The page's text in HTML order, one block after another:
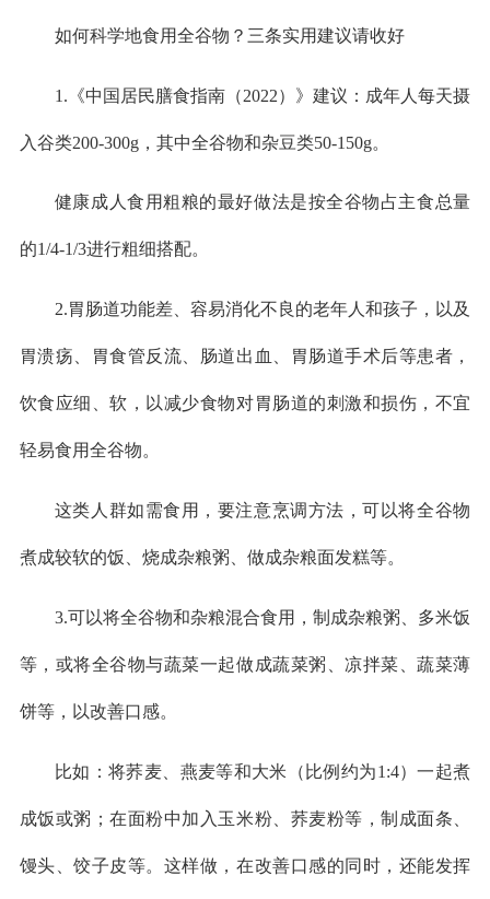
如何科学地食用全谷物？三条实用建议请收好
1.《中国居民膳食指南（2022）》建议：成年人每天摄
入谷类200-300g，其中全谷物和杂豆类50-150g。
健康成人食用粗粮的最好做法是按全谷物占主食总量
的1/4-1/3进行粗细搭配。
2.胃肠道功能差、容易消化不良的老年人和孩子，以及
胃溃疡、胃食管反流、肠道出血、胃肠道手术后等患者，
饮食应细、软，以减少食物对胃肠道的刺激和损伤，不宜
轻易食用全谷物。
这类人群如需食用，要注意烹调方法，可以将全谷物
煮成较软的饭、烧成杂粮粥、做成杂粮面发糕等。
3.可以将全谷物和杂粮混合食用，制成杂粮粥、多米饭
等，或将全谷物与蔬菜一起做成蔬菜粥、凉拌菜、蔬菜薄
饼等，以改善口感。
比如：将荞麦、燕麦等和大米（比例约为1:4）一起煮
成饭或粥；在面粉中加入玉米粉、荞麦粉等，制成面条、
馒头、饺子皮等。这样做，在改善口感的同时，还能发挥